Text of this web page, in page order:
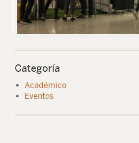
Categoría
Académico
Eventos